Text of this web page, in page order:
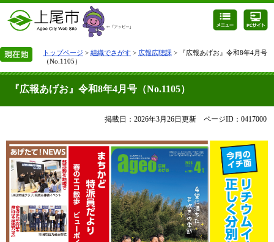
トップページ > 組織でさがす > 広報広聴課 > 『広報あげお』令和8年4月号
（No.1105）
『広報あげお』令和8年4月号（No.1105）
掲載日：2026年3月26日更新 ページID：0417000